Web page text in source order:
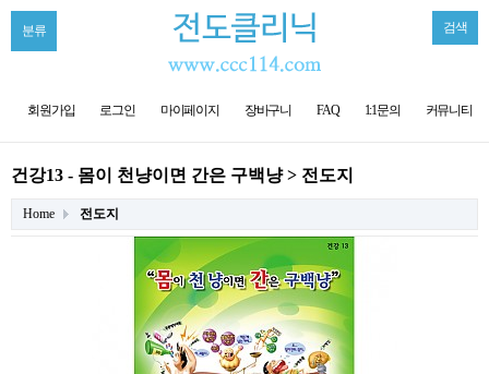
분류 검색
회원가입 로그인 마이페이지 장바구니 FAQ 1:1문의 커뮤니티
건강13 - 몸이 천냥이면 간은 구백냥 > 전도지
Home 전도지